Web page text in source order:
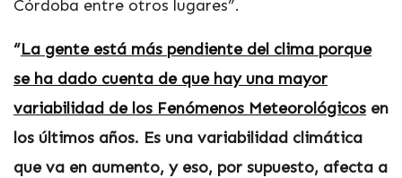
Córdoba entre otros lugares”.
“La gente está más pendiente del clima porque
se ha dado cuenta de que hay una mayor
variabilidad de los Fenómenos Meteorológicos en
los últimos años. Es una variabilidad climática
que va en aumento, y eso, por supuesto, afecta a